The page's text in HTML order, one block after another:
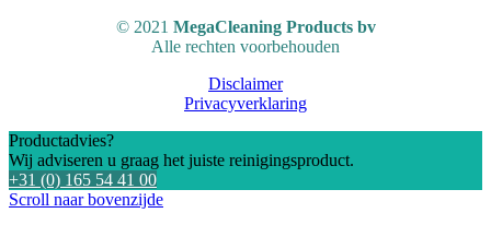
© 2021 MegaCleaning Products bv
Alle rechten voorbehouden
Disclaimer
Privacyverklaring
Productadvies?
Wij adviseren u graag het juiste reinigingsproduct.
+31 (0) 165 54 41 00
Scroll naar bovenzijde